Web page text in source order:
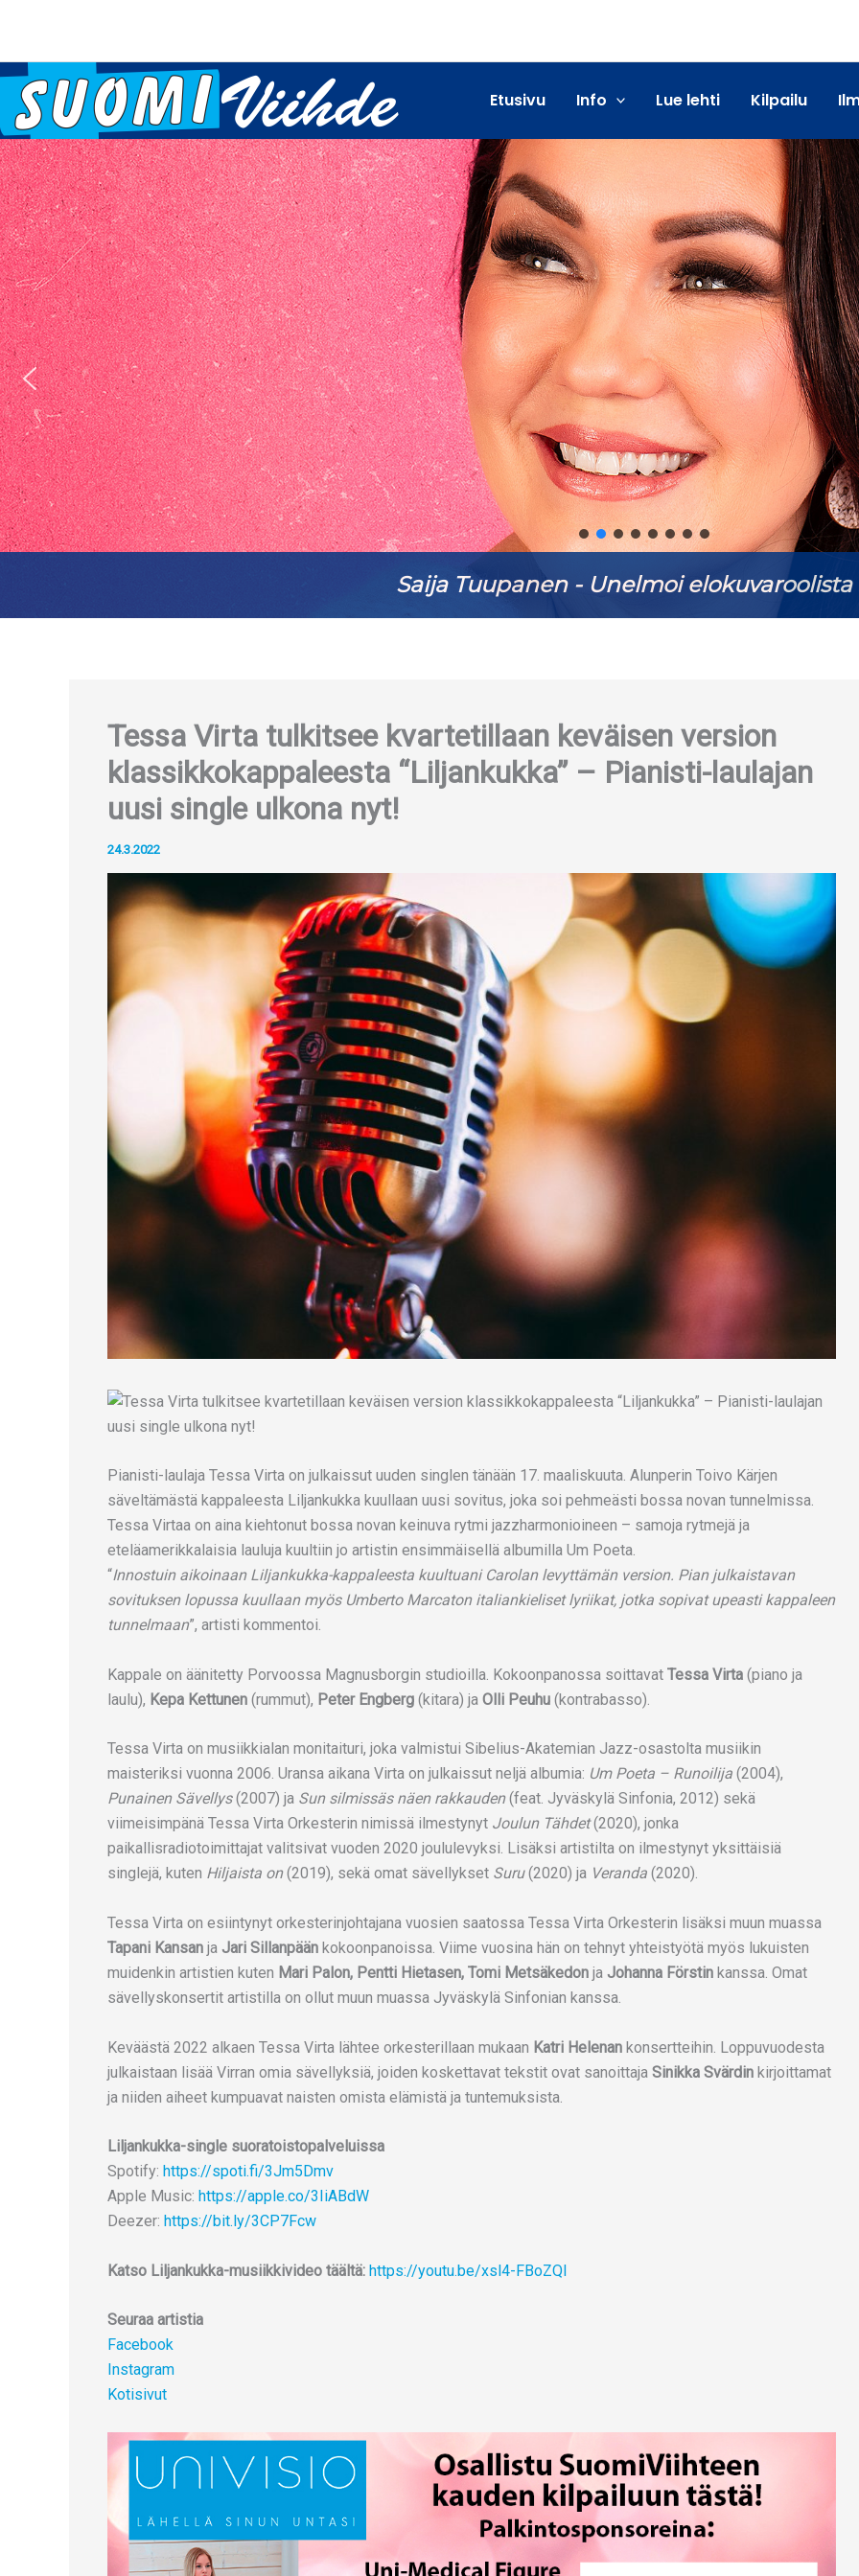
Etusivu Info Lue lehti Kilpailu
Saija Tuupanen - Unelmoi elokuvaroolista
Tessa Virta tulkitsee kvartetillaan keväisen version
klassikkokappaleesta “Liljankukka” – Pianisti-laulajan
uusi single ulkona nyt!
24.3.2022
Pianisti-laulaja Tessa Virta on julkaissut uuden singlen tänään 17. maaliskuuta. Alunperin Toivo Kärjen
säveltämästä kappaleesta Liljankukka kuullaan uusi sovitus, joka soi pehmeästi bossa novan tunnelmissa.
Tessa Virtaa on aina kiehtonut bossa novan keinuva rytmi jazzharmonioineen – samoja rytmejä ja
eteläamerikkalaisia lauluja kuultiin jo artistin ensimmäisellä albumilla Um Poeta.
“Innostuin aikoinaan Liljankukka-kappaleesta kuultuani Carolan levyttämän version. Pian julkaistavan
sovituksen lopussa kuullaan myös Umberto Marcaton italiankieliset lyriikat, jotka sopivat upeasti kappaleen
tunnelmaan”, artisti kommentoi.
Kappale on äänitetty Porvoossa Magnusborgin studioilla. Kokoonpanossa soittavat Tessa Virta (piano ja
laulu), Kepa Kettunen (rummut), Peter Engberg (kitara) ja Olli Peuhu (kontrabasso).
Tessa Virta on musiikkialan monitaituri, joka valmistui Sibelius-Akatemian Jazz-osastolta musiikin
maisteriksi vuonna 2006. Uransa aikana Virta on julkaissut neljä albumia: Um Poeta – Runoilija (2004),
Punainen Sävellys(2007) ja Sun silmissäs näen rakkauden(feat. Jyväskylä Sinfonia, 2012) sekä
viimeisimpänä Tessa Virta Orkesterin nimissä ilmestynyt Joulun Tähdet(2020), jonka
paikallisradiotoimittajat valitsivat vuoden 2020 joululevyksi. Lisäksi artistilta on ilmestynyt yksittäisiä
singlejä, kuten Hiljaista on(2019), sekä omat sävellykset Suru(2020) ja Veranda (2020).
Tessa Virta on esiintynyt orkesterinjohtajana vuosien saatossa Tessa Virta Orkesterin lisäksi muun muassa
Tapani Kansan ja Jari Sillanpään kokoonpanoissa. Viime vuosina hän on tehnyt yhteistyötä myös lukuisten
muidenkin artistien kuten Mari Palon, Pentti Hietasen, Tomi Metsäkedon ja Johanna Förstin kanssa. Omat
sävellyskonsertit artistilla on ollut muun muassa Jyväskylä Sinfonian kanssa.
Keväästä 2022 alkaen Tessa Virta lähtee orkesterillaan mukaan Katri Helenan konsertteihin. Loppuvuodesta
julkaistaan lisää Virran omia sävellyksiä, joiden koskettavat tekstit ovat sanoittaja Sinikka Svärdin kirjoittamat
ja niiden aiheet kumpuavat naisten omista elämistä ja tuntemuksista.
Liljankukka-single suoratoistopalveluissa
Spotify: https://spoti.fi/3Jm5Dmv
Apple Music: https://apple.co/3IiABdW
Deezer: https://bit.ly/3CP7Fcw
Katso Liljankukka-musiikkivideo täältä: https://youtu.be/xsl4-FBoZQI
Seuraa artistia
Facebook
Instagram
Kotisivut